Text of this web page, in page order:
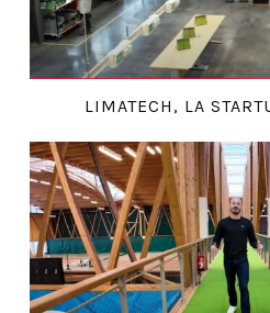
LIMATECH, LA